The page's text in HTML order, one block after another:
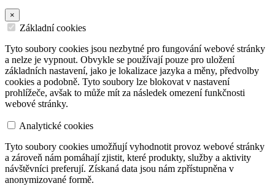
×
Základní cookies
Tyto soubory cookies jsou nezbytné pro fungování webové stránky
a nelze je vypnout. Obvykle se používají pouze pro uložení
základních nastavení, jako je lokalizace jazyka a měny, předvolby
cookies a podobně. Tyto soubory lze blokovat v nastavení
prohlížeče, avšak to může mít za následek omezení funkčnosti
webové stránky.
Analytické cookies
Tyto soubory cookies umožňují vyhodnotit provoz webové stránky
a zároveň nám pomáhají zjistit, které produkty, služby a aktivity
návštěvníci preferují. Získaná data jsou nám zpřístupněna v
anonymizované formě.